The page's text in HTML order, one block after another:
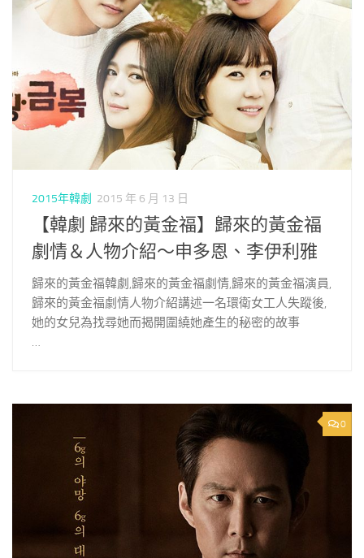
2015年韓劇 2015 年 6 月 13 日
【韓劇 歸來的黃金福】歸來的黃金福
劇情＆人物介紹～申多恩、李伊利雅
歸來的黃金福韓劇,歸來的黃金福劇情,歸來的黃金福演員,
歸來的黃金福劇情人物介紹講述一名環衛女工人失蹤後,
她的女兒為找尋她而揭開圍繞她產生的秘密的故事
…
0